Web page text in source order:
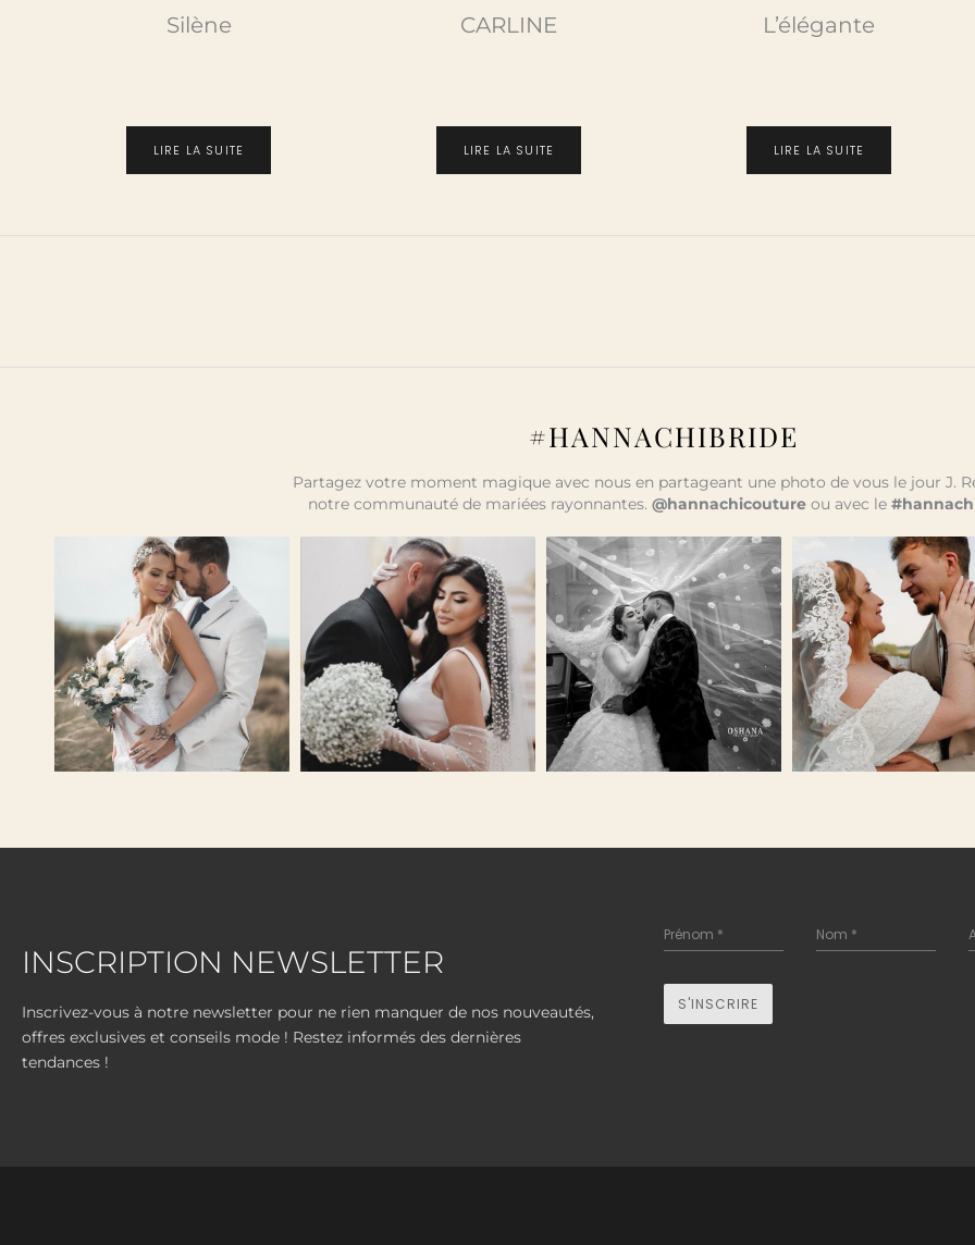
Silène
LIRE LA SUITE
CARLINE
LIRE LA SUITE
L’élégante
LIRE LA SUITE
#HANNACHIBRIDE
Partagez votre moment magique avec nous en partageant une photo de vous le jour J.
notre communauté de mariées rayonnantes. @hannachicoutureou avec le
INSCRIPTION NEWSLETTER
Inscrivez-vous à notre newsletter pour ne rien manquer de nos nouveautés,
offres exclusives et conseils mode ! Restez informés des dernières
tendances !
Prénom * Nom *
S'INSCRIRE